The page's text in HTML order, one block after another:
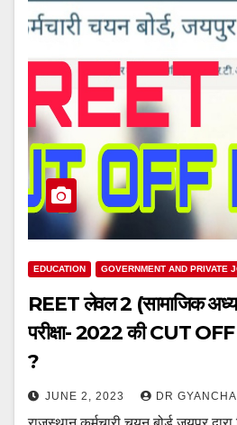
EDUCATION GOVERNMENT AND PRIVATE
REET लेवल 2 (सामाजिक
परीक्षा- 2022 की CUT
?
JUNE 2, 2023 DR